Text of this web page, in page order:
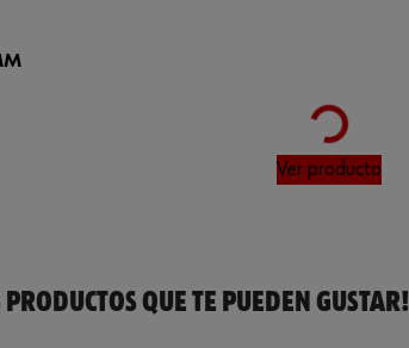
Loading...
Ver producto
QUE TE PUEDEN GUSTAR!